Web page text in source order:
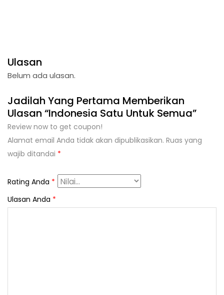
Ulasan
Belum ada ulasan.
Jadilah Yang Pertama Memberikan
Ulasan “Indonesia Satu Untuk Semua”
Review now to get coupon!
Alamat email Anda tidak akan dipublikasikan. Ruas yang
wajib ditandai *
Rating Anda *
Ulasan Anda *